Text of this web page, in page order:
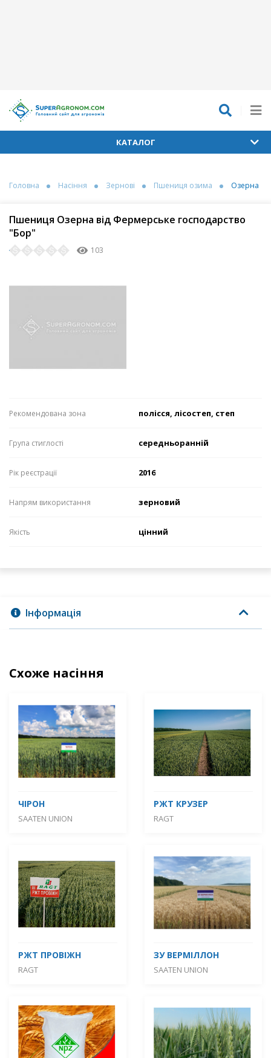
КАТАЛОГ
Головна Насіння Зернові Пшениця озима Озерна
Пшениця Озерна від Фермерське господарство
"Бор"
103
Рекомендована зона полісся, лісостеп, степ
Група стиглості середньоранній
Рік реєстрації 2016
Напрям використання зерновий
Якість цінний
Інформація
Схоже насіння
ЧІРОН
SAATEN UNION
РЖТ КРУЗЕР
RAGT
РЖТ ПРОВІЖН
RAGT
ЗУ ВЕРМІЛЛОН
SAATEN UNION